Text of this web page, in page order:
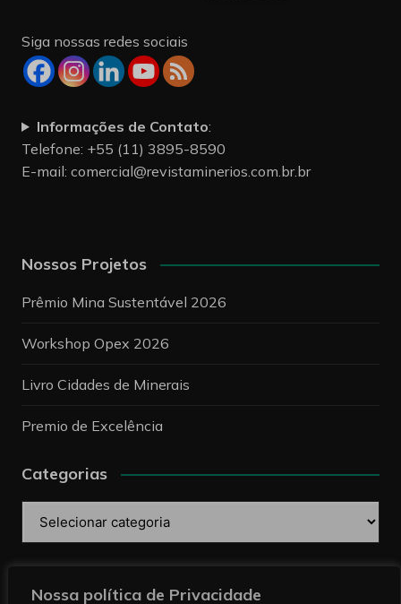
Nossa política de Privacidade
Siga nossas redes sociais
Informações de Contato:
Telefone: +55 (11) 3895-8590
E-mail: comercial@revistaminerios.com.br.br
Nossos Projetos
Prêmio Mina Sustentável 2026
Workshop Opex 2026
Livro Cidades de Minerais
Premio de Excelência
Categorias